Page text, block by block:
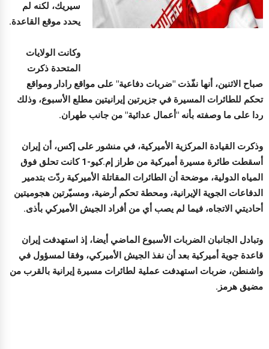
سيريك، لكنه لم
يحدد موقع القاعدة.
وكانت الولايات
المتحدة ذكرت
صباح الاثنين، أنها نفّذت "ضربات دفاعية" على مواقع رادار ومواقع
تحكم للطائرات المسيرة في جزيرتين إيرانيتين مطلع الأسبوع، وذلك
ردا على ما وصفته بأنه "أعمال عدائية" من جانب طهران.
وذكرت القيادة المركزية الأميركية، في منشور على إكس، أن إيران
أسقطت طائرة مسيرة أميركية من طراز إم.كيو-1 كانت تحلق فوق
المياه الدولية، موضحة أن الطائرات المقاتلة الأميركية ردّت بتدمير
الدفاعات الجوية الإيرانية، ومحطة تحكم أرضية، ومسيّرتين هجوميتين
أحاديتي الاتجاه، فيما لم يصب أي من أفراد الجيش الأميركي بأذى.
وتبادل الجانبان الضربات الأسبوع الماضي أيضا، إذ استهدفت إيران
قاعدة جوية أميركية بعد أن نفذ الجيش الأميركي، وفقا لمسؤول في
واشنطن، ضربات استهدفت عملية لطائرات مسيرة إيرانية بالقرب من
مضيق هرمز.